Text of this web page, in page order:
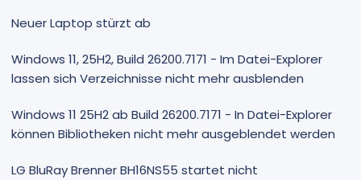
Neuer Laptop stürzt ab
Windows 11, 25H2, Build 26200.7171 - Im Datei-Explorer
lassen sich Verzeichnisse nicht mehr ausblenden
Windows 11 25H2 ab Build 26200.7171 - In Datei-Explorer
können Bibliotheken nicht mehr ausgeblendet werden
LG BluRay Brenner BH16NS55 startet nicht